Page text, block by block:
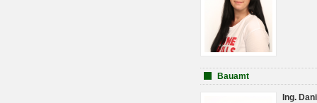
Bauamt
Ing.